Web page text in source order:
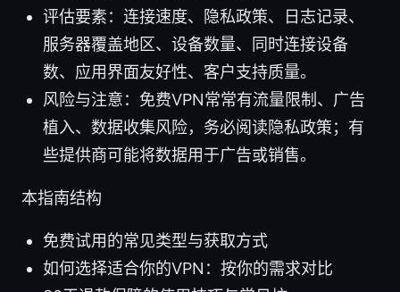
评估要素：连接速度、隐私政策、日志记录、
服务器覆盖地区、设备数量、同时连接设备
数、应用界面友好性、客户支持质量。
风险与注意：免费VPN常常有流量限制、广告
植入、数据收集风险，务必阅读隐私政策；有
些提供商可能将数据用于广告或销售。
本指南结构
免费试用的常见类型与获取方式
如何选择适合你的VPN：按你的需求对比